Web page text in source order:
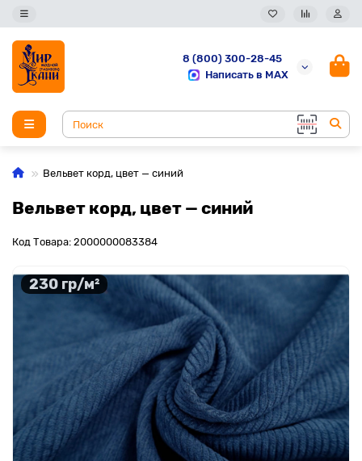
8 (800) 300-28-45
Написать в MAX
Вельвет корд, цвет — синий
Вельвет корд, цвет — синий
Код Товара: 2000000083384
230 гр/м²